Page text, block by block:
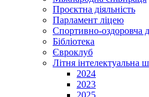
Проєктна діяльність
Парламент ліцею
Спортивно-оздоровча
Бібліотека
Євроклуб
Літня інтелектуальна
2024
2023
2025